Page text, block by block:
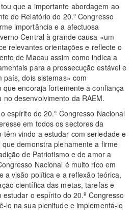
que a importante abordagem ao
do Relatório do 20.º Congresso
importância e a afectuosa
Central à grande causa «um
relevantes orientações e reflecte o
de Macau assim como indica a
para a prossecução estável e
dois sistemas» com
encoraja fortemente a confiança
desenvolvimento da RAEM.
espírito do 20.º Congresso Nacional
em todos os sectores da
têm vindo a estudar com seriedade e
demonstra plenamente a firme
de Patriotismo e de amor a
Nacional é muito rico em
a visão política e a reflexão teórica,
científica das metas, tarefas e
o espírito do 20.º Congresso
lo na sua plenitude e implementá-lo